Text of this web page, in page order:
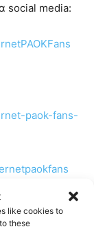
like cookies to
these
social media:
paok-fans-